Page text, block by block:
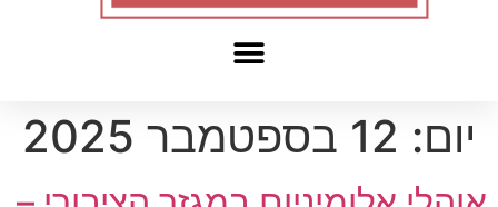
יום: 12 בספטמבר 2025